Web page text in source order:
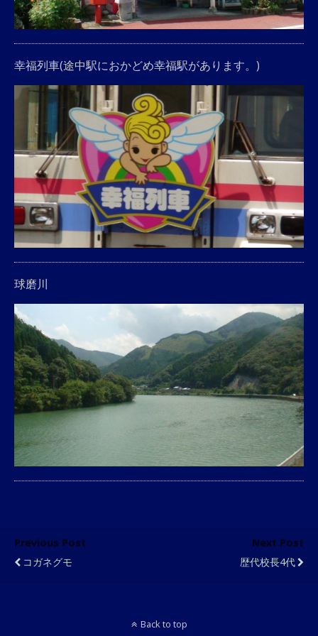
幸福列車(途中駅におかどめ幸福駅があります。)
球磨川
Previous Post
コガネグモ
Next Post
歴代校長4代
Back to top